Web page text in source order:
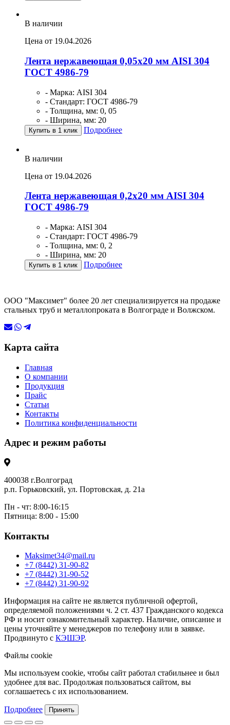
В наличии
Цена от 19.04.2026
Лента нержавеющая 0,05х20 мм AISI 304
ГОСТ 4986-79
- Марка: AISI 304
- Стандарт: ГОСТ 4986-79
- Толщина, мм: 0, 05
- Ширина, мм: 20
Купить в 1 клик Подробнее
В наличии
Цена от 19.04.2026
Лента нержавеющая 0,2х20 мм AISI 304
ГОСТ 4986-79
- Марка: AISI 304
- Стандарт: ГОСТ 4986-79
- Толщина, мм: 0, 2
- Ширина, мм: 20
Купить в 1 клик Подробнее
ООО "Максимет" более 20 лет специализируется на продаже
стальных труб и металлопроката в Волгограде и Волжском.
Карта сайта
Главная
О компании
Продукция
Прайс
Статьи
Контакты
Политика конфиденциальности
Адрес и режим работы
400038 г.Волгоград
р.п. Горьковский, ул. Портовская, д. 21а
Пн - чт: 8:00-16:15
Пятница: 8:00 - 15:00
Контакты
Maksimet34@mail.ru
+7 (8442) 31-90-82
+7 (8442) 31-90-52
+7 (8442) 31-90-92
Информация на сайте не является публичной офертой,
определяемой положениями ч. 2 ст. 437 Гражданского кодекса
РФ и носит ознакомительный характер. Наличие, описание и
цены уточняйте у менеджеров по телефону или в заявке.
Продвинуто с КЭШЭР.
Файлы cookie
Мы используем cookie, чтобы сайт работал стабильнее и был
удобнее для вас. Продолжая пользоваться сайтом, вы
соглашаетесь с их использованием.
Подробнее Принять